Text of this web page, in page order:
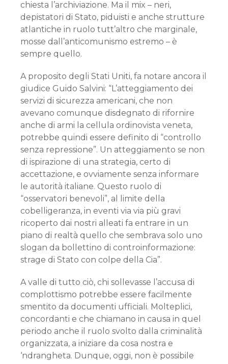
chiesta l’archiviazione. Ma il mix – neri,
depistatori di Stato, piduisti e anche strutture
atlantiche in ruolo tutt’altro che marginale,
mosse dall’anticomunismo estremo – è
sempre quello.
A proposito degli Stati Uniti, fa notare ancora il
giudice Guido Salvini: “L’atteggiamento dei
servizi di sicurezza americani, che non
avevano comunque disdegnato di rifornire
anche di armi la cellula ordinovista veneta,
potrebbe quindi essere definito di “controllo
senza repressione”. Un atteggiamento se non
di ispirazione di una strategia, certo di
accettazione, e ovviamente senza informare
le autorità italiane. Questo ruolo di
“osservatori benevoli”, al limite della
cobelligeranza, in eventi via via più gravi
ricoperto dai nostri alleati fa entrare in un
piano di realtà quello che sembrava solo uno
slogan da bollettino di controinformazione:
strage di Stato con colpe della Cia”.
A valle di tutto ciò, chi sollevasse l’accusa di
complottismo potrebbe essere facilmente
smentito da documenti ufficiali. Molteplici,
concordanti e che chiamano in causa in quel
periodo anche il ruolo svolto dalla criminalità
organizzata, a iniziare da cosa nostra e
‘ndrangheta. Dunque, oggi, non è possibile